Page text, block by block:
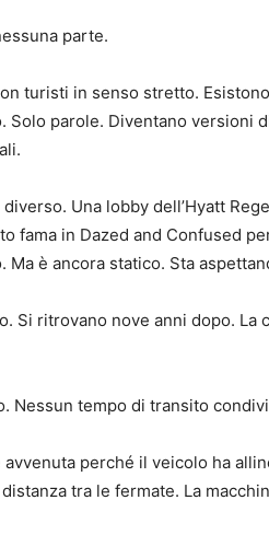
parte.
turisti in senso stretto.
Solo parole. Diventano versioni
Una lobby dell’Hyatt
fama in Dazed and Confused
è ancora statico. Sta
Si ritrovano nove anni dopo. La
Nessun tempo di transito
avvenuta perché il veicolo ha
tra le fermate. La